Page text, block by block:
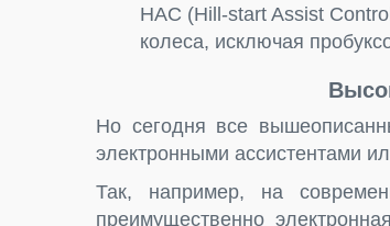
HAC (Hill-start Assist
колеса, исключая
Но сегодня все
электронными ассистентами
Так, например, на
преимущественно